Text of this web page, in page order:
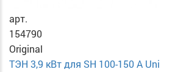
арт.
154790
Original
ТЭН 3,9 кВт для SH 100-150 A Uni